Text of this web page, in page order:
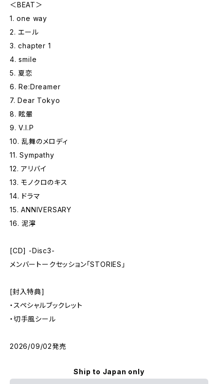
＜BEAT＞
1. one way
2. エール
3. chapter 1
4. smile
5. 夏恋
6. Re:Dreamer
7. Dear Tokyo
8. 眩暈
9. V.I.P
10. 乱舞のメロディ
11. Sympathy
12. アリバイ
13. モノクロのキス
14. ドラマ
15. ANNIVERSARY
16. 泥濘
[CD] -Disc3-
メンバートークセッション「STORIES」
[封入特典]
・スペシャルブックレット
・切手風シール
2026/09/02発売
Ship to Japan only